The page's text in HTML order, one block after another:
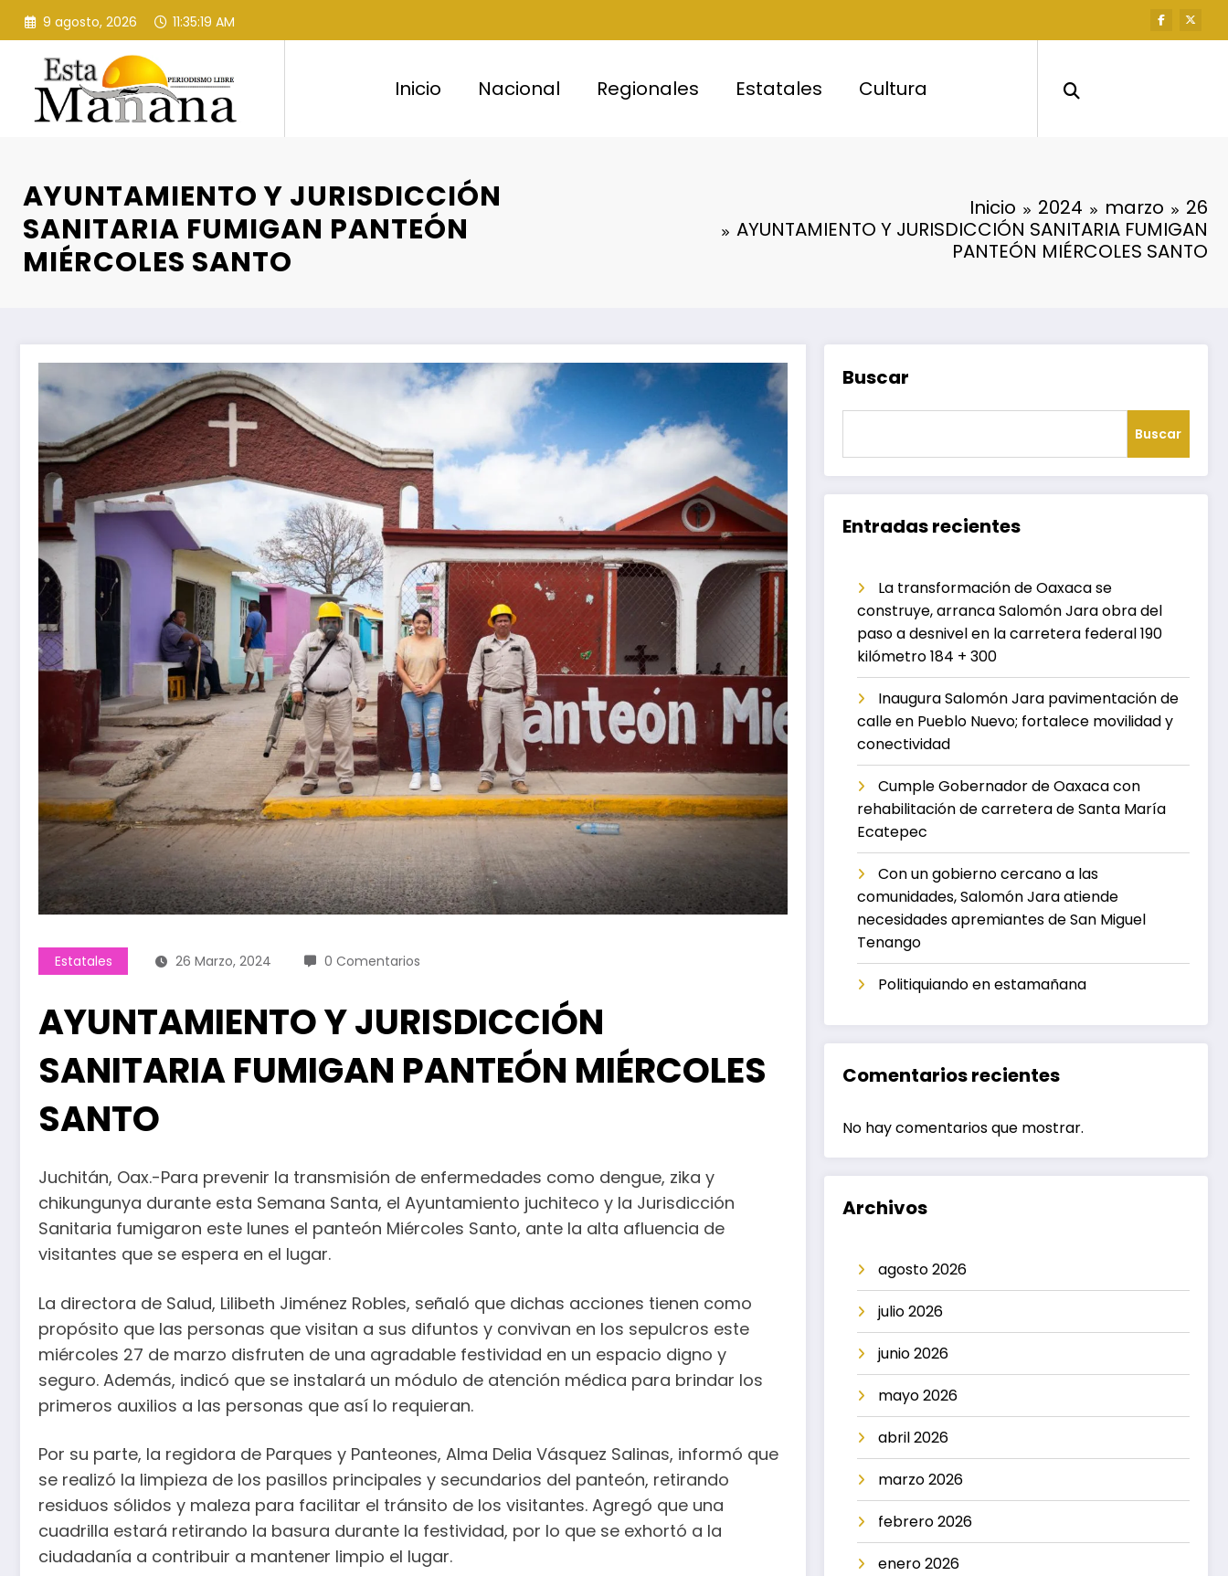
Saltar
contenido
9 agosto, 2026 11:35:20 AM
Inicio Nacional Regionales Estatales Cultura
AYUNTAMIENTO Y JURISDICCIÓN
SANITARIA FUMIGAN PANTEÓN
MIÉRCOLES SANTO
Inicio 2024 marzo
26
AYUNTAMIENTO Y JURISDICCIÓN SANITARIA FUMIGAN
PANTEÓN MIÉRCOLES SANTO
Estatales 26 Marzo, 2024 0 Comentarios
AYUNTAMIENTO Y JURISDICCIÓN
SANITARIA FUMIGAN PANTEÓN MIÉRCOLES
SANTO
Juchitán, Oax.-Para prevenir la transmisión de enfermedades como dengue, zika y
chikungunya durante esta Semana Santa, el Ayuntamiento juchiteco y la Jurisdicción
Sanitaria fumigaron este lunes el panteón Miércoles Santo, ante la alta afluencia de
visitantes que se espera en el lugar.
La directora de Salud, Lilibeth Jiménez Robles, señaló que dichas acciones tienen como
propósito que las personas que visitan a sus difuntos y convivan en los sepulcros este
miércoles 27 de marzo disfruten de una agradable festividad en un espacio digno y
seguro. Además, indicó que se instalará un módulo de atención médica para brindar los
primeros auxilios a las personas que así lo requieran.
Por su parte, la regidora de Parques y Panteones, Alma Delia Vásquez Salinas, informó que
se realizó la limpieza de los pasillos principales y secundarios del panteón, retirando
residuos sólidos y maleza para facilitar el tránsito de los visitantes. Agregó que una
cuadrilla estará retirando la basura durante la festividad, por lo que se exhortó a la
ciudadanía a contribuir a mantener limpio el lugar.
Buscar
Buscar
Entradas recientes
La transformación de Oaxaca se
construye, arranca Salomón Jara obra del
paso a desnivel en la carretera federal 190
kilómetro 184 + 300
Inaugura Salomón Jara pavimentación de
calle en Pueblo Nuevo; fortalece movilidad y
conectividad
Cumple Gobernador de Oaxaca con
rehabilitación de carretera de Santa María
Ecatepec
Con un gobierno cercano a las
comunidades, Salomón Jara atiende
necesidades apremiantes de San Miguel
Tenango
Politiquiando en estamañana
Comentarios recientes
No hay comentarios que mostrar.
Archivos
agosto 2026
julio 2026
junio 2026
mayo 2026
abril 2026
marzo 2026
febrero 2026
enero 2026